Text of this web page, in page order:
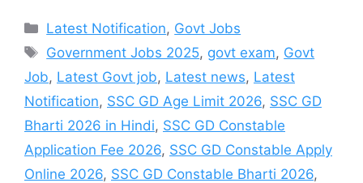
Categories
Latest Notification, Govt Jobs
Tags
Government Jobs 2025, govt exam, Govt
Job, Latest Govt job, Latest news, Latest
Notification, SSC GD Age Limit 2026, SSC GD
Bharti 2026 in Hindi, SSC GD Constable
Application Fee 2026, SSC GD Constable Apply
Online 2026, SSC GD Constable Bharti 2026,